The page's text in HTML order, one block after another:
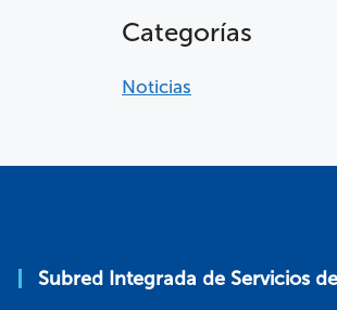
Categorías
Noticias
Subred Integrada de Servicios